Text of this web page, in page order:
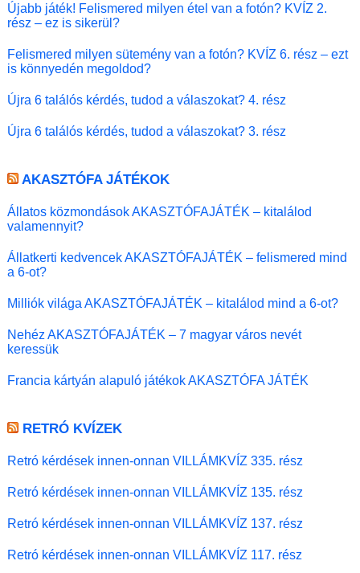
Újabb játék! Felismered milyen étel van a fotón? KVÍZ 2.
rész – ez is sikerül?
Felismered milyen sütemény van a fotón? KVÍZ 6. rész – ezt
is könnyedén megoldod?
Újra 6 találós kérdés, tudod a válaszokat? 4. rész
Újra 6 találós kérdés, tudod a válaszokat? 3. rész
AKASZTÓFA JÁTÉKOK
Állatos közmondások AKASZTÓFAJÁTÉK – kitalálod
valamennyit?
Állatkerti kedvencek AKASZTÓFAJÁTÉK – felismered mind
a 6-ot?
Milliók világa AKASZTÓFAJÁTÉK – kitalálod mind a 6-ot?
Nehéz AKASZTÓFAJÁTÉK – 7 magyar város nevét
keressük
Francia kártyán alapuló játékok AKASZTÓFA JÁTÉK
RETRÓ KVÍZEK
Retró kérdések innen-onnan VILLÁMKVÍZ 335. rész
Retró kérdések innen-onnan VILLÁMKVÍZ 135. rész
Retró kérdések innen-onnan VILLÁMKVÍZ 137. rész
Retró kérdések innen-onnan VILLÁMKVÍZ 117. rész